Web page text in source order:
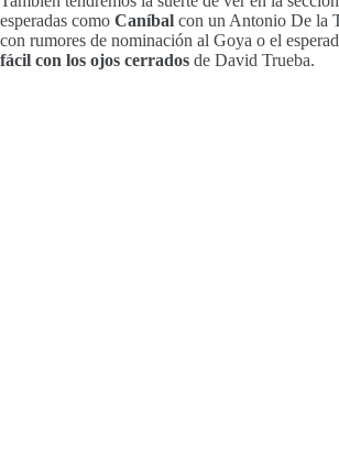
esperadas como Caníbal con un Antonio De la
con rumores de nominación al Goya o el
fácil con los ojos cerrados de David Trueba.